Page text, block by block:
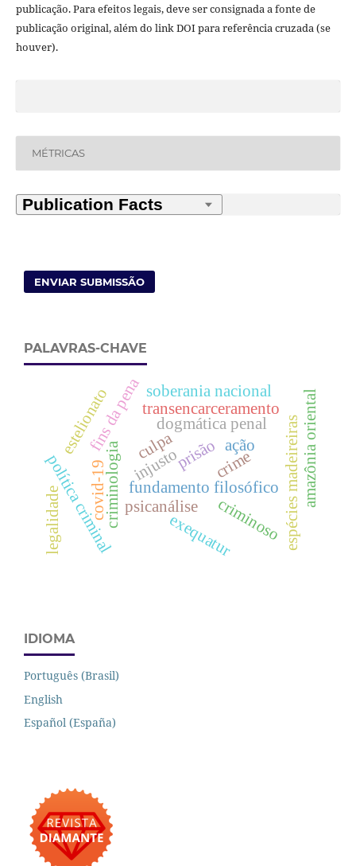
publicação. Para efeitos legais, deve ser consignada a fonte de
publicação original, além do link DOI para referência cruzada (se
houver).
MÉTRICAS
ENVIAR SUBMISSÃO
PALAVRAS-CHAVE
ação
crime
dogmática penal
fundamento filosófico
criminologia criminoso
psicanálise
injusto
culpa
transencarceramento
espécies madeireirasamazônia oriental
fins da pena
política criminal exequatur
soberania nacional
legalidade
estelionato prisão
covid-19
IDIOMA
Português (Brasil)
English
Español (España)